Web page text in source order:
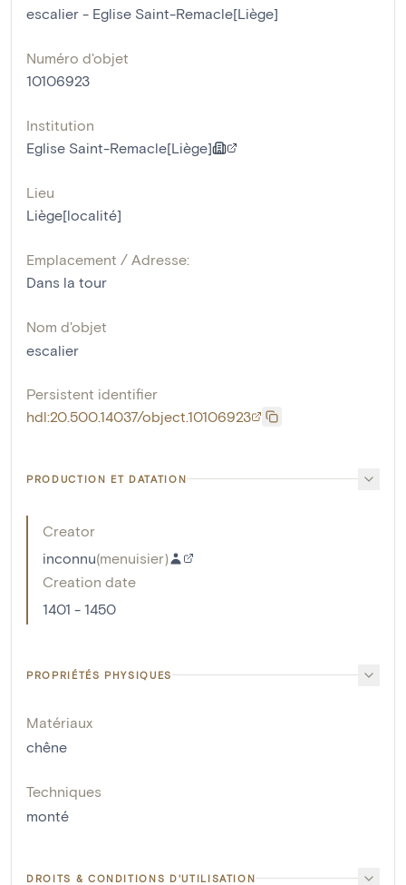
escalier - Eglise Saint-Remacle[Liège]
Numéro d'objet
10106923
Institution
Eglise Saint-Remacle[Liège]
Lieu
Liège[localité]
Emplacement / Adresse:
Dans la tour
Nom d'objet
escalier
Persistent identifier
hdl:20.500.14037/object.10106923
PRODUCTION ET DATATION
Creator
inconnu(menuisier)
Creation date
1401 - 1450
PROPRIÉTÉS PHYSIQUES
Matériaux
chêne
Techniques
monté
DROITS & CONDITIONS D'UTILISATION